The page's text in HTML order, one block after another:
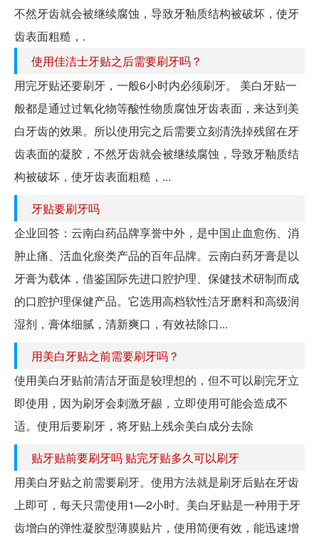
不然牙齿就会被继续腐蚀，导致牙釉质结构被破坏，使牙
齿表面粗糙，.
使用佳洁士牙贴之后需要刷牙吗？
用完牙贴还要刷牙，一般6小时内必须刷牙。 美白牙贴一
般都是通过过氧化物等酸性物质腐蚀牙齿表面，来达到美
白牙齿的效果。所以使用完之后需要立刻清洗掉残留在牙
齿表面的凝胶，不然牙齿就会被继续腐蚀，导致牙釉质结
构被破坏，使牙齿表面粗糙，...
牙贴要刷牙吗
企业回答：云南白药品牌享誉中外，是中国止血愈伤、消
肿止痛、活血化瘀类产品的百年品牌。云南白药牙膏是以
牙膏为载体，借鉴国际先进口腔护理、保健技术研制而成
的口腔护理保健产品。它选用高档软性洁牙磨料和高级润
湿剂，膏体细腻，清新爽口，有效祛除口...
用美白牙贴之前需要刷牙吗？
使用美白牙贴前清洁牙面是较理想的，但不可以刷完牙立
即使用，因为刷牙会刺激牙龈，立即使用可能会造成不
适。使用后要刷牙，将牙贴上残余美白成分去除
贴牙贴前要刷牙吗 贴完牙贴多久可以刷牙
用美白牙贴之前需要刷牙。使用方法就是刷牙后贴在牙齿
上即可，每天只需使用1—2小时。美白牙贴是一种用于牙
齿增白的弹性凝胶型薄膜贴片，使用简便有效，能迅速增